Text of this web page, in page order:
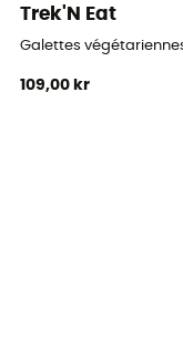
Trek'N Eat
Galettes
109,00 kr